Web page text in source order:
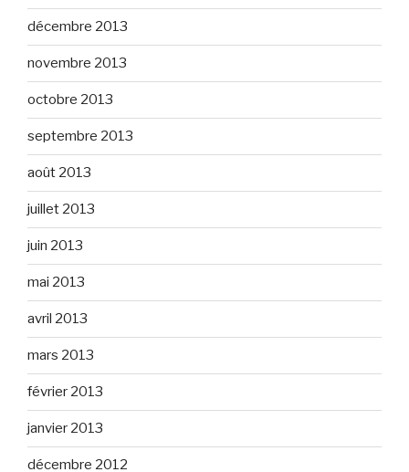
décembre 2013
novembre 2013
octobre 2013
septembre 2013
août 2013
juillet 2013
juin 2013
mai 2013
avril 2013
mars 2013
février 2013
janvier 2013
décembre 2012